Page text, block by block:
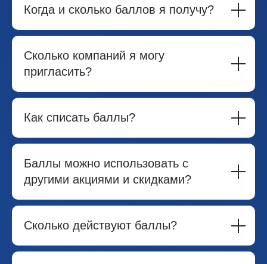
Когда и сколько баллов я получу?
Сколько компаний я могу
пригласить?
Как списать баллы?
Баллы можно использовать с
другими акциями и скидками?
Сколько действуют баллы?